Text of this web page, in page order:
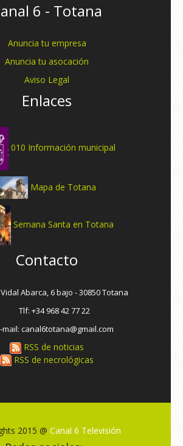
6 - Totana
Anuncia tu empresa
Anuncia tu asocación
Aviso Legal
Enlaces
010 Información municipal
Mapa de Totana
Semana Santa en Totana
Contacto
Abarca, 6 bajo - 30850 Totana
Tlf: +34 968 42 77 22
mail: canal6totana@gmail.com
RSS de noticias
RSS de necrológicas
2015 @ Canal 6 Televisión